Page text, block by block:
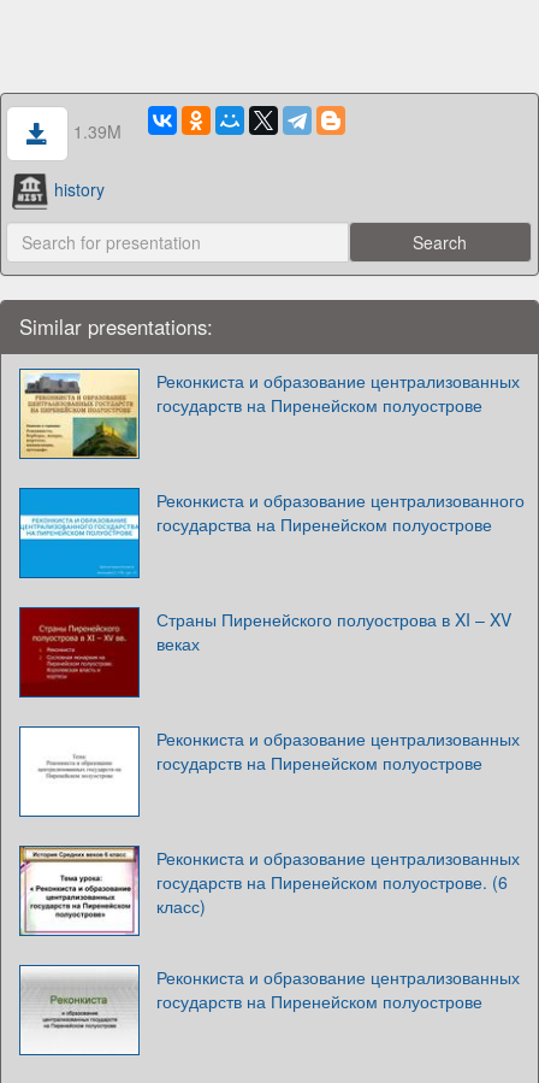
1.39M
history
Similar presentations:
Реконкиста и образование централизованных
государств на Пиренейском полуострове
Реконкиста и образование централизованного
государства на Пиренейском полуострове
Страны Пиренейского полуострова в XI – XV
веках
Реконкиста и образование централизованных
государств на Пиренейском полуострове
Реконкиста и образование централизованных
государств на Пиренейском полуострове. (6
класс)
Реконкиста и образование централизованных
государств на Пиренейском полуострове